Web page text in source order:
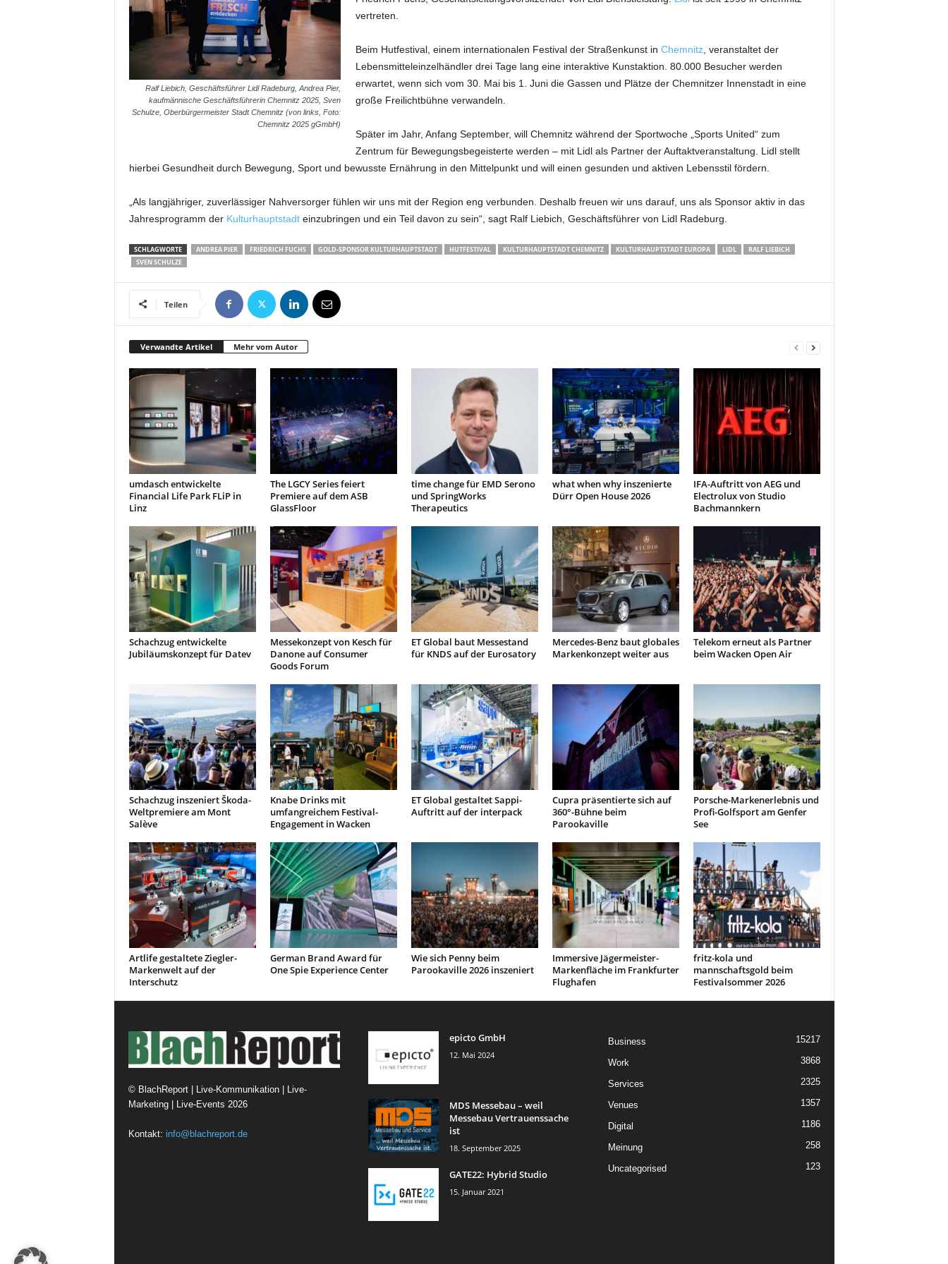
r
t
Ralf Liebich, Geschäftsführer Lidl Radeburg, Andrea Pier,
kaufmännische Geschäftsführerin Chemnitz 2025, Sven
Schulze, Oberbürgermeister Stadt Chemnitz (von links, Foto:
Chemnitz 2025 gGmbH)
vertreten.
Beim Hutfestival, einem internationalen Festival der Straßenkunst in Chemnitz, veranstaltet der
Lebensmitteleinzelhändler drei Tage lang eine interaktive Kunstaktion. 80.000 Besucher werden
erwartet, wenn sich vom 30. Mai bis 1. Juni die Gassen und Plätze der Chemnitzer Innenstadt in eine
große Freilichtbühne verwandeln.
Später im Jahr, Anfang September, will Chemnitz während der Sportwoche „Sports United“ zum
Zentrum für Bewegungsbegeisterte werden – mit Lidl als Partner der Auftaktveranstaltung. Lidl stellt
hierbei Gesundheit durch Bewegung, Sport und bewusste Ernährung in den Mittelpunkt und will einen gesunden und aktiven Lebensstil fördern.
„Als langjähriger, zuverlässiger Nahversorger fühlen wir uns mit der Region eng verbunden. Deshalb freuen wir uns darauf, uns als Sponsor aktiv in das
Jahresprogramm der Kulturhauptstadteinzubringen und ein Teil davon zu sein“, sagt Ralf Liebich, Geschäftsführer von Lidl Radeburg.
SCHLAGWORTE ANDREA PIER FRIEDRICH FUCHS GOLD-SPONSOR KULTURHAUPTSTADT HUTFESTIVAL KULTURHAUPTSTADT CHEMNITZ KULTURHAUPTSTADT EUROPA LIDL
RALF LIEBICH
SVEN SCHULZE
Teilen
Verwandte Artikel Mehr vom Autor
umdasch entwickelte
Financial Life Park FLiP in
Linz
The LGCY Series feiert
Premiere auf dem ASB
GlassFloor
time change für EMD Serono
und SpringWorks
Therapeutics
what when why inszenierte
Dürr Open House 2026
IFA-Auftritt von AEG und
Electrolux von Studio
Bachmannkern
Schachzug entwickelte
Jubiläumskonzept für Datev
Messekonzept von Kesch für
Danone auf Consumer
Goods Forum
ET Global baut Messestand
für KNDS auf der Eurosatory
Mercedes-Benz baut globales
Markenkonzept weiter aus
Telekom erneut als Partner
beim Wacken Open Air
Schachzug inszeniert Škoda-
Weltpremiere am Mont
Salève
Knabe Drinks mit
umfangreichem Festival-
Engagement in Wacken
ET Global gestaltet Sappi-
Auftritt auf der interpack
Cupra präsentierte sich auf
360°-Bühne beim
Parookaville
Porsche-Markenerlebnis und
Profi-Golfsport am Genfer
See
Artlife gestaltete Ziegler-
Markenwelt auf der
Interschutz
German Brand Award für
One Spie Experience Center
Wie sich Penny beim
Parookaville 2026 inszeniert
Immersive Jägermeister-
Markenfläche im Frankfurter
Flughafen
fritz-kola und
mannschaftsgold beim
Festivalsommer 2026
© BlachReport | Live-Kommunikation | Live-
Marketing | Live-Events 2026
Kontakt: info@blachreport.de
epicto GmbH
12. Mai 2024
MDS Messebau – weil
Messebau Vertrauenssache
ist
18. September 2025
GATE22: Hybrid Studio
15. Januar 2021
Business 15217
Work 3868
Services 2325
Venues 1357
Digital 1186
Meinung 258
Uncategorised 123